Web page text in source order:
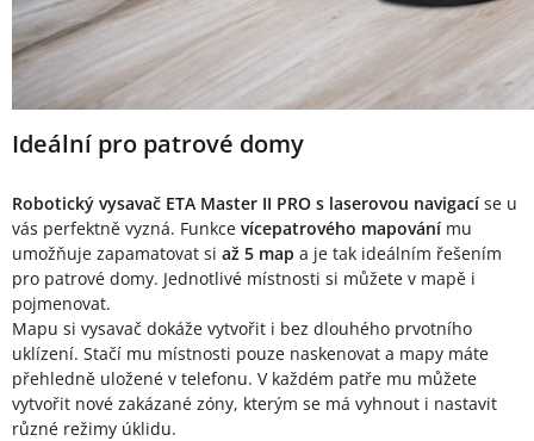
Ideální pro patrové domy
Robotický vysavač ETA Master II PRO s laserovou navigací se u
vás perfektně vyzná. Funkce vícepatrového mapování mu
umožňuje zapamatovat si až 5 map a je tak ideálním řešením
pro patrové domy. Jednotlivé místnosti si můžete v mapě i
pojmenovat.
Mapu si vysavač dokáže vytvořit i bez dlouhého prvotního
uklízení. Stačí mu místnosti pouze naskenovat a mapy máte
přehledně uložené v telefonu. V každém patře mu můžete
vytvořit nové zakázané zóny, kterým se má vyhnout i nastavit
různé režimy úklidu.